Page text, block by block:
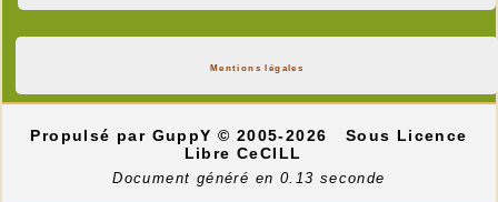
Mentions légales
Propulsé par GuppY© 2005-2026
Sous Licence
Libre CeCILL
Document généré en 0.13 seconde